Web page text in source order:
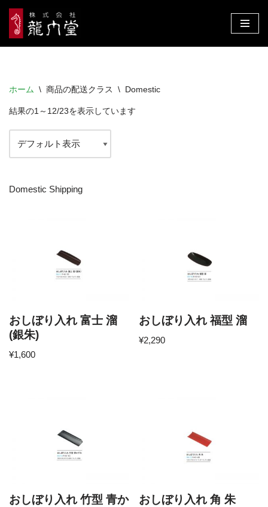
コ
ン
ツ
ス
キ
プ
ホーム \ 商品の配送クラス \ Domestic
結果の1～12/23を表示しています
Domestic Shipping
おしぼり入れ 富士 溜
(銀朱)
¥1,600
おしぼり入れ 福型 溜
¥2,290
おしぼり入れ 竹型 青か
おしぼり入れ 角 朱